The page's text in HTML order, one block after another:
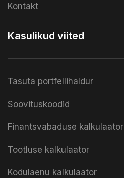
Kontakt
Kasulikud viited
Tasuta portfellihaldur
Soovituskoodid
Finantsvabaduse kalkulaator
Tootluse kalkulaator
Kodulaenu kalkulaator